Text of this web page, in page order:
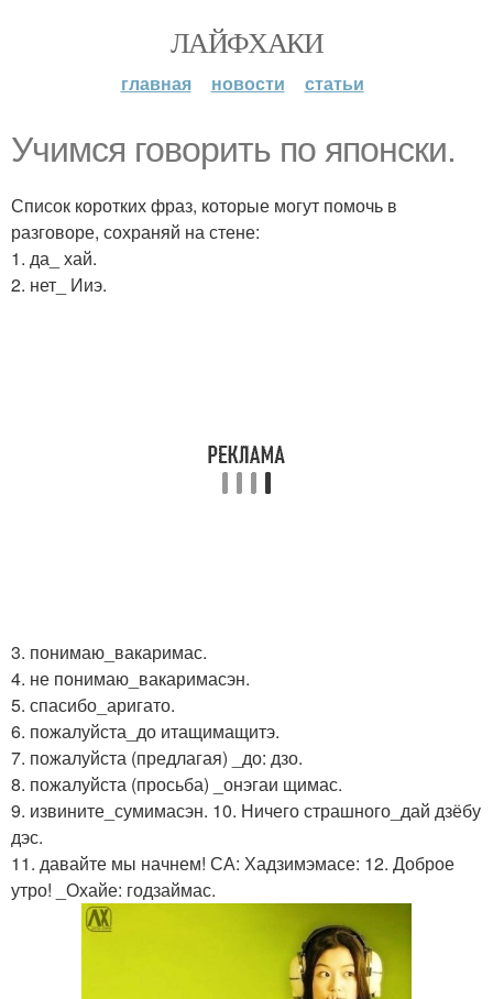
ЛАЙФХАКИ
главная новости статьи
Учимся говорить по японски.
Список коротких фраз, которые могут помочь в
разговоре, сохраняй на стене:
1. да_ хай.
2. нет_ Ииэ.
3. понимаю_вакаримас.
4. не понимаю_вакаримасэн.
5. спасибо_аригато.
6. пожалуйста_до итащимащитэ.
7. пожалуйста (предлагая) _до: дзо.
8. пожалуйста (просьба) _онэгаи щимас.
9. извините_сумимасэн. 10. Ничего страшного_дай дзёбу
дэс.
11. давайте мы начнем! СА: Хадзимэмасе: 12. Доброе
утро! _Охайе: годзаймас.